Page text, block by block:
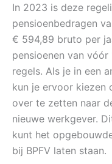
In 2023 is deze
pensioenbedragen
€ 594,89 bruto per
pensioenen van vóór
regels. Als je in een
kun je ervoor kiezen
over te zetten naar
nieuwe werkgever.
kunt het
bij BPFV laten staan.